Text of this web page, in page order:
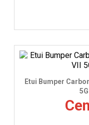
Etui Bumper